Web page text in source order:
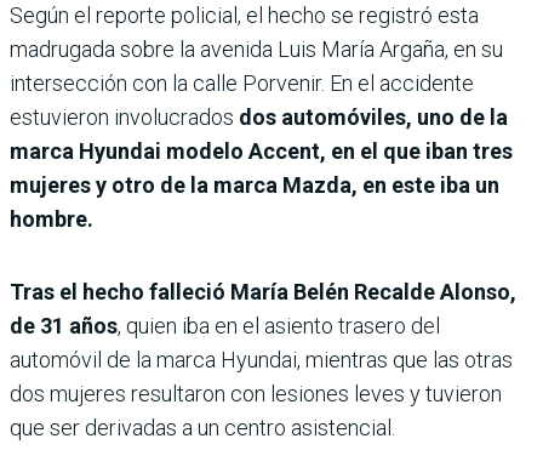
Según el reporte policial, el hecho se registró esta
madrugada sobre la avenida Luis María Argaña, en su
intersección con la calle Porvenir. En el accidente
estuvieron involucrados dos automóviles, uno de la
marca Hyundai modelo Accent, en el que iban tres
mujeres y otro de la marca Mazda, en este iba un
hombre.
Tras el hecho falleció María Belén Recalde Alonso,
de 31 años, quien iba en el asiento trasero del
automóvil de la marca Hyundai, mientras que las otras
dos mujeres resultaron con lesiones leves y tuvieron
que ser derivadas a un centro asistencial.